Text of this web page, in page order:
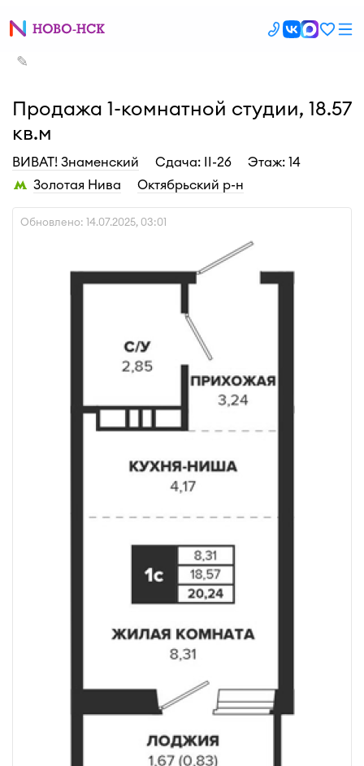
✎
Продажа 1-комнатной студии, 18.57
кв.м
ВИВАТ! Знаменский Cдача: II-26
Этаж: 14
Золотая Нива
Октябрьский р-н
Обновлено: 14.07.2025, 03:01